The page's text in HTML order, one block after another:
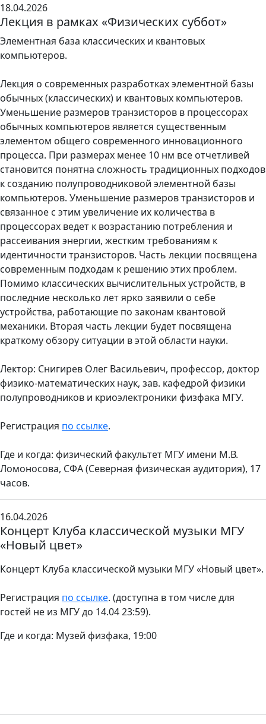
18.04.2026
Лекция в рамках «Физических суббот»
Элементная база классических и квантовых
компьютеров.
Лекция о современных разработках элементной базы
обычных (классических) и квантовых компьютеров.
Уменьшение размеров транзисторов в процессорах
обычных компьютеров является существенным
элементом общего современного инновационного
процесса. При размерах менее 10 нм все отчетливей
становится понятна сложность традиционных подходов
к созданию полупроводниковой элементной базы
компьютеров. Уменьшение размеров транзисторов и
связанное с этим увеличение их количества в
процессорах ведет к возрастанию потребления и
рассеивания энергии, жестким требованиям к
идентичности транзисторов. Часть лекции посвящена
современным подходам к решению этих проблем.
Помимо классических вычислительных устройств, в
последние несколько лет ярко заявили о себе
устройства, работающие по законам квантовой
механики. Вторая часть лекции будет посвящена
краткому обзору ситуации в этой области науки.
Лектор: Снигирев Олег Васильевич, профессор, доктор
физико-математических наук, зав. кафедрой физики
полупроводников и криоэлектроники физфака МГУ.
Регистрация по ссылке.
Где и когда: физический факультет МГУ имени М.В.
Ломоносова, СФА (Северная физическая аудитория), 17
часов.
16.04.2026
Концерт Клуба классической музыки МГУ
«Новый цвет»
Концерт Клуба классической музыки МГУ «Новый цвет».
Регистрация по ссылке. (доступна в том числе для
гостей не из МГУ до 14.04 23:59).
Где и когда: Музей физфака, 19:00